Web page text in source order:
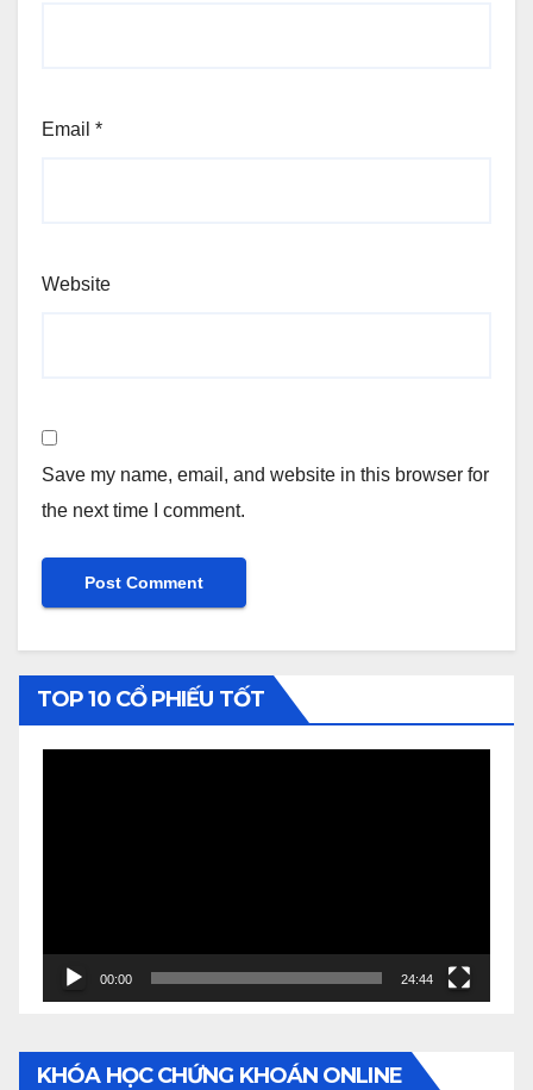
Email *
Website
Save my name, email, and website in this browser for
the next time I comment.
TOP 10 CỔ PHIẾU TỐT
00:00 24:44
KHÓA HỌC CHỨNG KHOÁN ONLINE